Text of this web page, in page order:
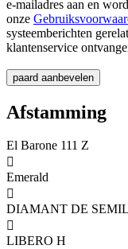
e-mailadres aan en
onze
systeemberichten
klantenservice
Afstamming
El Barone 111 Z

Emerald

DIAMANT DE

LIBERO H